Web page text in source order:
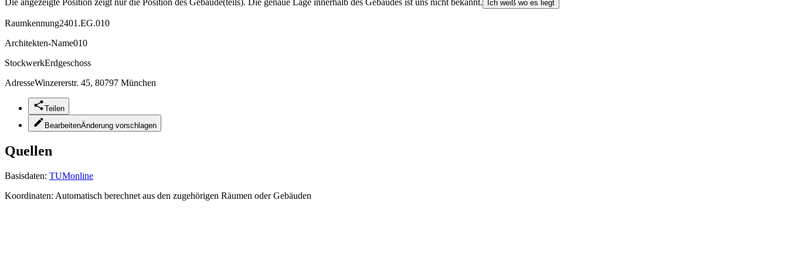
Ich weiß wo es liegt
Raumkennung2401.EG.010
Architekten-Name010
StockwerkErdgeschoss
AdresseWinzererstr. 45, 80797 München
Teilen
BearbeitenÄnderung vorschlagen
Quellen
Basisdaten: TUMonline
Koordinaten: Automatisch berechnet aus den zugehörigen Räumen oder Gebäuden